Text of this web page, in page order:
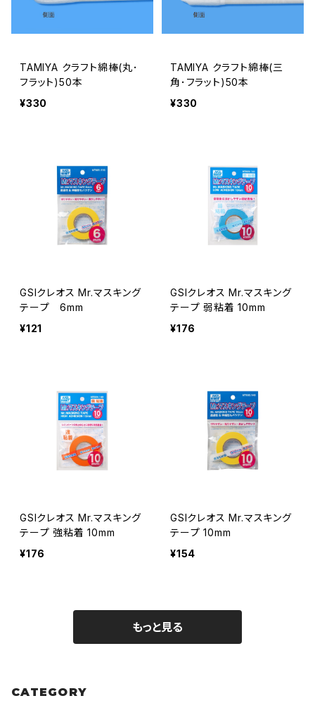
TAMIYA クラフト綿棒(丸･
フラット)50本
¥330
TAMIYA クラフト綿棒(三
角･フラット)50本
¥330
GSIクレオス Mr.マスキング
テープ 6mm
¥121
GSIクレオス Mr.マスキング
テープ 弱粘着 10mm
¥176
GSIクレオス Mr.マスキング
テープ 強粘着 10mm
¥176
GSIクレオス Mr.マスキング
テープ 10mm
¥154
もっと見る
CATEGORY